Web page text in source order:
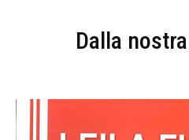
Dalla